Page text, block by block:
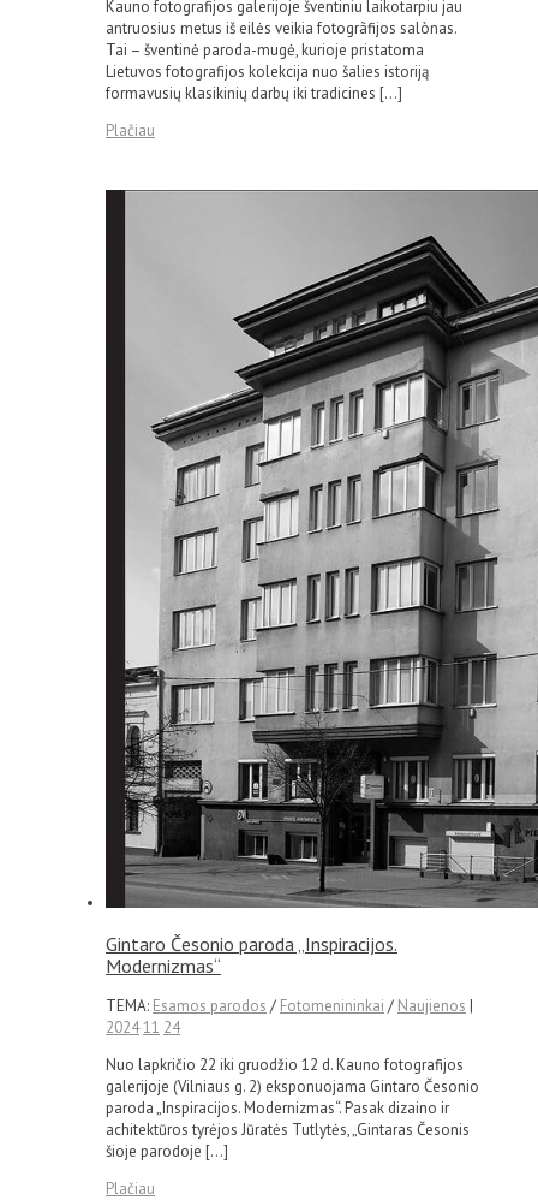
Kauno fotografijos galerijoje šventiniu laikotarpiu jau
antruosius metus iš eilės veikia fotogrãfijos salònas.
Tai – šventinė paroda-mugė, kurioje pristatoma
Lietuvos fotografijos kolekcija nuo šalies istoriją
formavusių klasikinių darbų iki tradicines […]
Plačiau
Gintaro Česonio paroda „Inspiracijos.
Modernizmas“
TEMA: Esamos parodos / Fotomenininkai / Naujienos |
202411 24
Nuo lapkričio 22 iki gruodžio 12 d. Kauno fotografijos
galerijoje (Vilniaus g. 2) eksponuojama Gintaro Česonio
paroda „Inspiracijos. Modernizmas“. Pasak dizaino ir
achitektūros tyrėjos Jūratės Tutlytės, „Gintaras Česonis
šioje parodoje […]
Plačiau